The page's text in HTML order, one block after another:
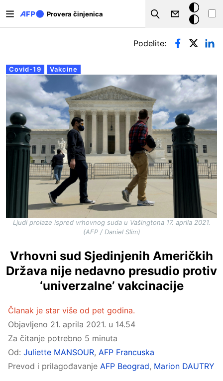
Provera činjenica
Search
Tamna
pozadina
Примарни табови
Covid-19 Vakcine
Podelite:
Ljudi prolaze ispred vrhovnog suda u Vašingtona 17. aprila 2021.
(AFP / Daniel Slim)
Vrhovni sud Sjedinjenih Američkih
Država nije nedavno presudio protiv
‘univerzalne’ vakcinacije
Članak je star više od pet godina.
Objavljeno 21. aprila 2021. u 14.54
Za čitanje potrebno 5 minuta
Od: Juliette MANSOUR, AFP Francuska
Prevod i prilagođavanje AFP Beograd, Marion DAUTRY